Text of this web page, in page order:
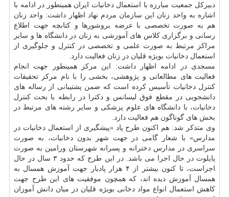
دبیركل جمعیت مبارزه با استعمال دخانیات ایران همینطور در ادامه با
اشاره به واحد زنان این سازمان مردم نهاد اظهار داشت: واحد زنان
هم به صورت تخصصی با عرضه بروشورها و كتابچه جهت اطلاع
رسانی و برگزاری كلاس های آموزشی به زنان در دانشگاه ها و سایر
مراكز مرتبط به صورت علمی و تخصصی در كنترل و جلوگیری از
استعمال دخانیات بویژه قلیان در زنان فعالیت دارد.
مسجدی در ادامه اظهار داشت: این مركز همینطور جهت انجام
فعالیت های مطالعاتی و پژوهشی، بخشی را با نام مركز تحقیقات
كنترل دخانیات تأسیس كرده است كه ضمن پشتیبانی از رساله های
دانشجویی در مقطع فوق لیسانس و دكترا در رابطه با بحث كنترل
دخانیات، با دانشگاه های علوم پزشكی و سایر رشته های مرتبط در
بخش های گوناگون هم فعالیت دارد.
وی متذكر شد: هم اكنون طرح پاد «پیشگیری از استعمال دخانیات در
مدارس» با شعار گامی در جهت شهر بدون دخانیات، به صورت
سراسری در مدارس دخترانه و پسرانه شهرستان ورامین به صورت
پایلوت در حال اجرا می باشد. در این طرح كه حدود ۳ سال در حال
اجراست، تا كنون بیشتر از ۴ هزار پادیار جهت آموزش همسال به
همسال آموزش دیده اند، كه همچون موفقیت های این طرح جهت
كاهش استعمال انواع مواد دخانی بویژه قلیان در میان دانش آموزان